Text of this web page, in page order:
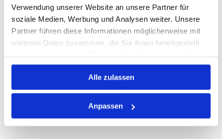
Verwendung unserer Website an unsere Partner für
soziale Medien, Werbung und Analysen weiter. Unsere
Partner führen diese Informationen möglicherweise mit
weiteren Daten zusammen, die Sie ihnen bereitgestellt
gesammelt haben.
Alle zulassen
Anpassen